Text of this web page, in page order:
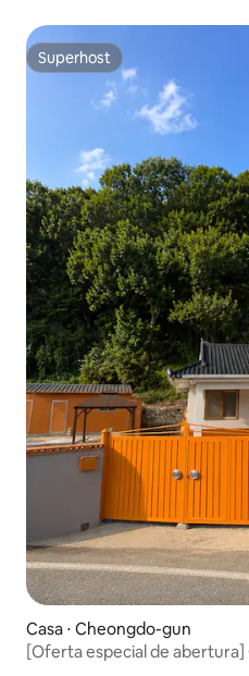
com banheiro completo em
Superhost
Superhost
Casa ⋅ Cheongdo-gun
[Oferta especial de abertura]